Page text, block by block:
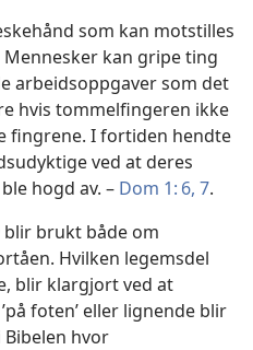
som kan motstilles
kan gripe ting
arbeidsoppgaver som det
hvis tommelfingeren ikke
fingrene. I fortiden hendte
ved at deres
hogd av. – Dom 1: 6, 7.
blir brukt både om
Hvilken legemsdel
blir klargjort ved at
foten’ eller lignende blir
Bibelen hvor